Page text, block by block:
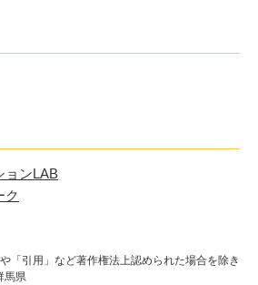
「引用」など著作権法上認められた場合を除き
馬県
ョンLAB
ク